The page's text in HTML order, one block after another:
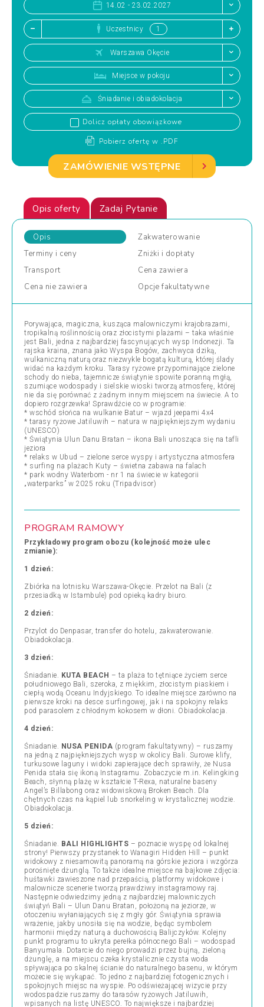
14.02 - 23.02.2027
Uczestnicy
Warszawa Okęcie
Miejsce w pokoju
Śniadanie i obiadokolacja
Dolicz opłaty obowiązkowe
Pobierz ofertę w .PDF
ZAMÓWIENIE WSTĘPNE
Opis oferty Zadaj Pytanie
Opis
Zakwaterowanie
Terminy i ceny Zniżki i dopłaty
Transport
Cena zawiera
Cena nie zawiera Opcje fakultatywne
Porywająca, magiczna, kusząca malowniczymi krajobrazami,
tropikalną roślinnością oraz złocistymi plażami – taka właśnie
jest Bali, jedna z najbardziej fascynujących wysp Indonezji. Ta
rajska kraina, znana jako Wyspa Bogów, zachwyca dziką,
wulkaniczną naturą oraz niezwykle bogatą kulturą, której ślady
widać na każdym kroku. Tarasy ryżowe przypominające zielone
schody do nieba, tajemnicze świątynie spowite poranną mgłą,
szumiące wodospady i sielskie wioski tworzą atmosferę, której
nie da się porównać z żadnym innym miejscem na świecie. A to
dopiero rozgrzewka! Sprawdźcie co w programie:
* wschód słońca na wulkanie Batur – wjazd jeepami 4x4
* tarasy ryżowe Jatiluwih – natura w najpiękniejszym wydaniu
(UNESCO)
* Świątynia Ulun Danu Bratan – ikona Bali unosząca się na tafli
jeziora
* relaks w Ubud – zielone serce wyspy i artystyczna atmosfera
* surfing na plażach Kuty – świetna zabawa na falach
* park wodny Waterbom - nr 1 na świecie w kategorii
„waterparks” w 2025 roku (Tripadvisor)
PROGRAM RAMOWY
Przykładowy program obozu (kolejność może ulec
zmianie):
1 dzień:
Zbiórka na lotnisku Warszawa-Okęcie. Przelot na Bali (z
przesiadką w Istambule) pod opieką kadry biuro.
2 dzień:
Przylot do Denpasar, transfer do hotelu, zakwaterowanie.
Obiadokolacja.
3 dzień:
Śniadanie. KUTA BEACH – ta plaża to tętniące życiem serce
południowego Bali, szeroka, z miękkim, złocistym piaskiem i
ciepłą wodą Oceanu Indyjskiego. To idealne miejsce zarówno na
pierwsze kroki na desce surfingowej, jak i na spokojny relaks
pod parasolem z chłodnym kokosem w dłoni. Obiadokolacja.
4 dzień:
Śniadanie. NUSA PENIDA (program fakultatywny) – ruszamy
na jedną z najpiękniejszych wysp w okolicy Bali. Surowe klify,
turkusowe laguny i widoki zapierające dech sprawiły, że Nusa
Penida stała się ikoną Instagramu. Zobaczycie m.in. Kelingking
Beach, słynną plażę w kształcie T-Rexa, naturalne baseny
Angel’s Billabong oraz widowiskową Broken Beach. Dla
chętnych czas na kąpiel lub snorkeling w krystalicznej wodzie.
Obiadokolacja.
5 dzień:
Śniadanie. BALI HIGHLIGHTS – poznacie wyspę od lokalnej
strony! Pierwszy przystanek to Wanagiri Hidden Hill – punkt
widokowy z niesamowitą panoramą na górskie jeziora i wzgórza
porośnięte dżunglą. To także idealne miejsce na bajkowe zdjęcia:
huśtawki zawieszone nad przepaścią, platformy widokowe i
malownicze scenerie tworzą prawdziwy instagramowy raj.
Następnie odwiedzimy jedną z najbardziej malowniczych
świątyń Bali – Ulun Danu Bratan, położoną na jeziorze, w
otoczeniu wyłaniających się z mgły gór. Świątynia sprawia
wrażenie, jakby unosiła się na wodzie, będąc symbolem
harmonii między naturą a duchowością Balijczyków. Kolejny
punkt programu to ukryta perełka północnego Bali – wodospad
Banyumala. Dotarcie do niego prowadzi przez bujną, zieloną
dżunglę, a na miejscu czeka krystalicznie czysta woda
spływająca po skalnej ścianie do naturalnego basenu, w którym
możecie się wykąpać. To jedno z najbardziej fotogenicznych i
spokojnych miejsc na wyspie. Po odświeżającej wizycie przy
wodospadzie ruszamy do tarasów ryżowych Jatiluwih,
wpisanych na listę UNESCO. To największe i najbardziej